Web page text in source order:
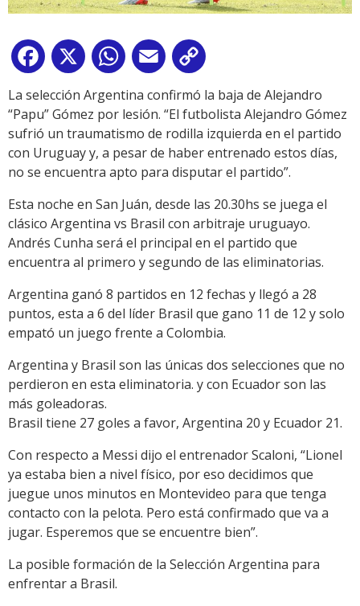
Facebook
X WhatsApp
Email
Link
La selección Argentina confirmó la baja de Alejandro
“Papu” Gómez por lesión. “El futbolista Alejandro Gómez
sufrió un traumatismo de rodilla izquierda en el partido
con Uruguay y, a pesar de haber entrenado estos días,
no se encuentra apto para disputar el partido”.
Esta noche en San Juán, desde las 20.30hs se juega el
clásico Argentina vs Brasil con arbitraje uruguayo.
Andrés Cunha será el principal en el partido que
encuentra al primero y segundo de las eliminatorias.
Argentina ganó 8 partidos en 12 fechas y llegó a 28
puntos, esta a 6 del líder Brasil que gano 11 de 12 y solo
empató un juego frente a Colombia.
Argentina y Brasil son las únicas dos selecciones que no
perdieron en esta eliminatoria. y con Ecuador son las
más goleadoras.
Brasil tiene 27 goles a favor, Argentina 20 y Ecuador 21.
Con respecto a Messi dijo el entrenador Scaloni, “Lionel
ya estaba bien a nivel físico, por eso decidimos que
juegue unos minutos en Montevideo para que tenga
contacto con la pelota. Pero está confirmado que va a
jugar. Esperemos que se encuentre bien”.
La posible formación de la Selección Argentina para
enfrentar a Brasil.